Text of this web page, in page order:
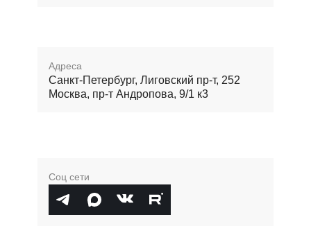
Соц сети
Адреса
Санкт-Петербург, Лиговский пр-т, 252
Москва, пр-т Андропова, 9/1 к3